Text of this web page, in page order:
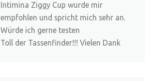
Intimina Ziggy Cup wurde mir
empfohlen und spricht mich sehr an.
Würde ich gerne testen
Toll der Tassenfinder!!! Vielen Dank